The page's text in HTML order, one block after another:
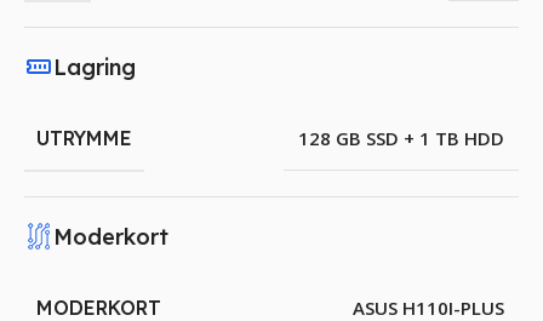
Lagring
UTRYMME 128 GB SSD + 1 TB HDD
Moderkort
MODERKORT ASUS H110I-PLUS